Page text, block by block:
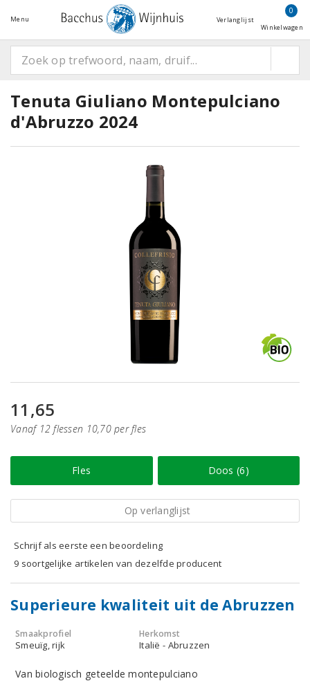
Menu Verlanglijst
0
Winkelwagen
Tenuta Giuliano Montepulciano
d'Abruzzo 2024
11,65
Vanaf 12 flessen 10,70 per fles
Fles Doos (6)
Op verlanglijst
Schrijf als eerste een beoordeling
9 soortgelijke artikelen van dezelfde producent
Superieure kwaliteit uit de Abruzzen
Smaakprofiel
Smeuïg, rijk
Herkomst
Italië - Abruzzen
Van biologisch geteelde montepulciano